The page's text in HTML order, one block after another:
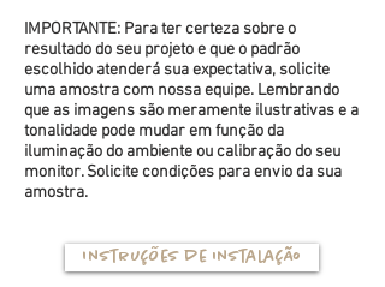
IMPORTANTE: Para ter certeza sobre o
resultado do seu projeto e que o padrão
escolhido atenderá sua expectativa, solicite
uma amostra com nossa equipe. Lembrando
que as imagens são meramente ilustrativas e a
tonalidade pode mudar em função da
iluminação do ambiente ou calibração do seu
monitor. Solicite condições para envio da sua
amostra.
Instruções de instalação